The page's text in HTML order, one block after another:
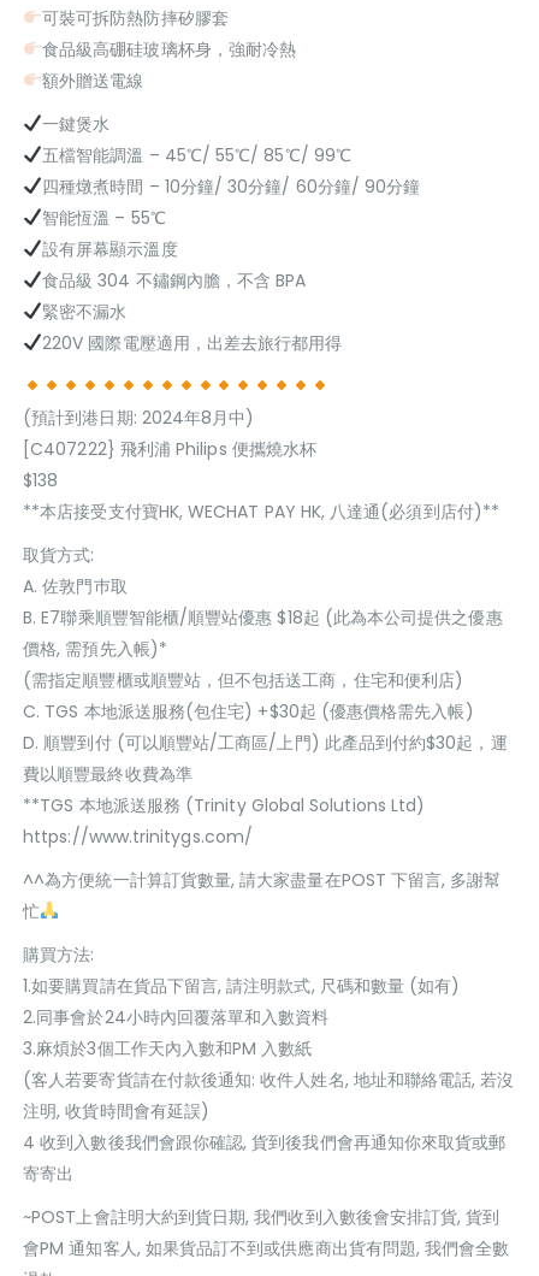
可裝可拆防熱防摔矽膠套
食品級高硼硅玻璃杯身，強耐冷熱
額外贈送電線
一鍵煲水
五檔智能調溫 – 45℃/ 55℃/ 85℃/ 99℃
四種燉煮時間 – 10分鐘/ 30分鐘/ 60分鐘/ 90分鐘
智能恆溫 – 55℃
設有屏幕顯示溫度
食品級 304 不鏽鋼內膽，不含 BPA
緊密不漏水
220V 國際電壓適用，出差去旅行都用得
(預計到港日期: 2024年8月中)
[C407222} 飛利浦 Philips 便攜燒水杯
$138
**本店接受支付寶HK, WECHAT PAY HK, 八達通(必須到店付)**
取貨方式:
A. 佐敦門巿取
B. E7聯乘順豐智能櫃/順豐站優惠 $18起 (此為本公司提供之優惠
價格, 需預先入帳)*
(需指定順豐櫃或順豐站，但不包括送工商，住宅和便利店)
C. TGS 本地派送服務(包住宅) +$30起 (優惠價格需先入帳)
D. 順豐到付 (可以順豐站/工商區/上門) 此產品到付約$30起，運
費以順豐最終收費為準
**TGS 本地派送服務 (Trinity Global Solutions Ltd)
https://www.trinitygs.com/
^^為方便統一計算訂貨數量, 請大家盡量在POST 下留言, 多謝幫
忙
購買方法:
1.如要購買請在貨品下留言, 請注明款式, 尺碼和數量 (如有)
2.同事會於24小時內回覆落單和入數資料
3.麻煩於3個工作天內入數和PM 入數紙
(客人若要寄貨請在付款後通知: 收件人姓名, 地址和聯絡電話, 若沒
注明, 收貨時間會有延誤)
4 收到入數後我們會跟你確認, 貨到後我們會再通知你來取貨或郵
寄寄出
~POST上會註明大約到貨日期, 我們收到入數後會安排訂貨, 貨到
會PM 通知客人, 如果貨品訂不到或供應商出貨有問題, 我們會全數